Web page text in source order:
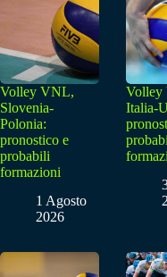
Volley VNL,
Slovenia-
Polonia:
pronostico e
probabili
formazioni
1 Agosto
2026
Italia-